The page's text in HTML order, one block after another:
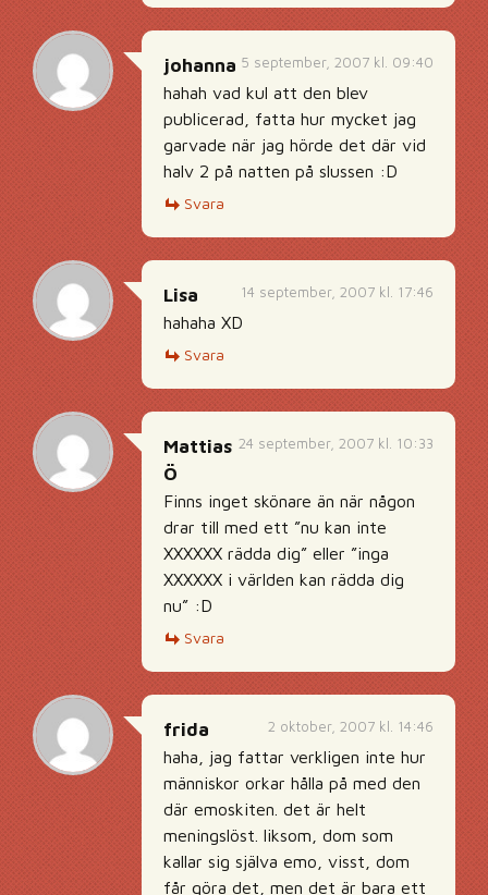
5 september, 2007 kl. 09:40
johanna
hahah vad kul att den blev
publicerad, fatta hur mycket jag
garvade när jag hörde det där vid
halv 2 på natten på slussen :D
Svara
14 september, 2007 kl. 17:46
Lisa
hahaha XD
Svara
24 september, 2007 kl. 10:33
Mattias
Ö
Finns inget skönare än när någon
drar till med ett ”nu kan inte
XXXXXX rädda dig” eller ”inga
XXXXXX i världen kan rädda dig
nu” :D
Svara
2 oktober, 2007 kl. 14:46
frida
haha, jag fattar verkligen inte hur
människor orkar hålla på med den
där emoskiten. det är helt
meningslöst. liksom, dom som
kallar sig själva emo, visst, dom
får göra det, men det är bara ett